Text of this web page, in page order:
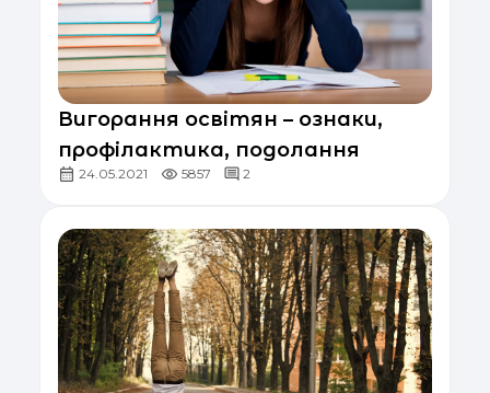
Вигорання освітян – ознаки,
профілактика, подолання
24.05.2021 5857 2